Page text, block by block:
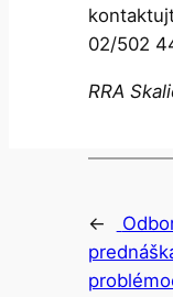
02/502
RRA
←